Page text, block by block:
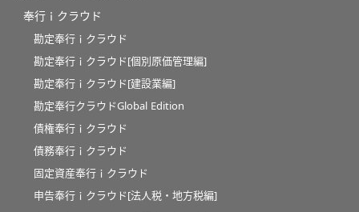
奉行ｉクラウド
勘定奉行ｉクラウド
勘定奉行ｉクラウド[個別原価管理編]
勘定奉行ｉクラウド[建設業編]
勘定奉行クラウドGlobal Edition
債権奉行ｉクラウド
債務奉行ｉクラウド
固定資産奉行ｉクラウド
申告奉行ｉクラウド[法人税・地方税編]